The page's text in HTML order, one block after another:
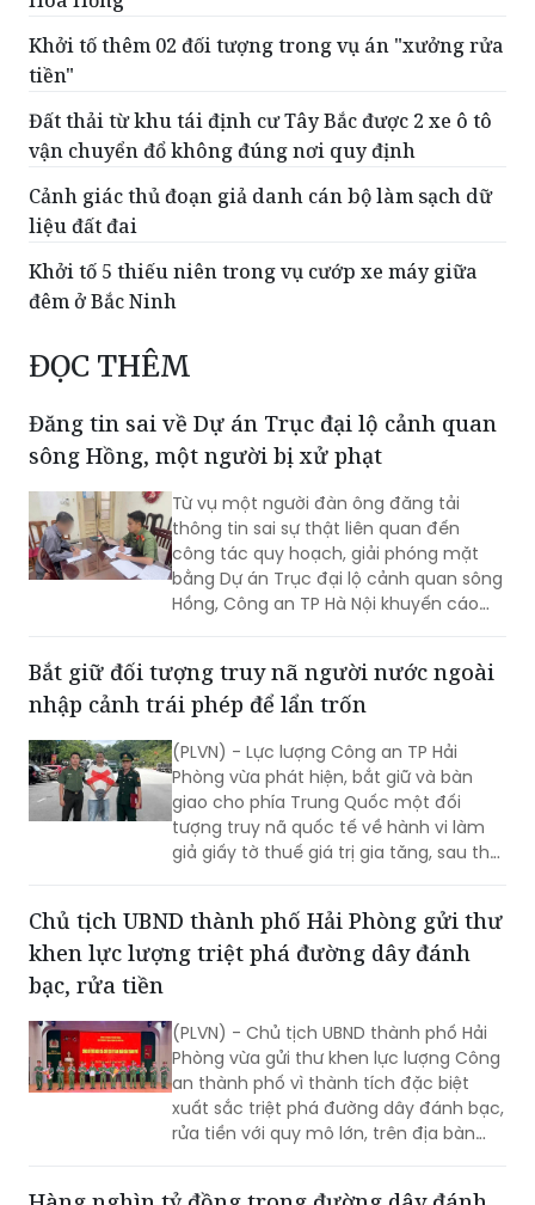
tiền"
Đất thải từ khu tái định cư Tây Bắc được 2 xe ô tô
vận chuyển đổ không đúng nơi quy định
Cảnh giác thủ đoạn giả danh cán bộ làm sạch dữ
liệu đất đai
Khởi tố 5 thiếu niên trong vụ cướp xe máy giữa
đêm ở Bắc Ninh
ĐỌC THÊM
Đăng tin sai về Dự án Trục đại lộ cảnh quan
Từ vụ một người đàn ông đăng tải
thông tin sai sự thật liên quan đến
công tác quy hoạch, giải phóng mặt
bằng Dự án Trục đại lộ cảnh quan sông
Hồng, Công an TP Hà Nội khuyến cáo
người dân cần kiểm chứng nguồn tin
trước khi bình luận, chia sẻ trên mạng
xã hội, tránh tiếp tay cho tin giả và vi
Bắt giữ đối tượng truy nã người nước ngoài
(PLVN) - Lực lượng Công an TP Hải
Phòng vừa phát hiện, bắt giữ và bàn
giao cho phía Trung Quốc một đối
tượng truy nã quốc tế về hành vi làm
giả giấy tờ thuế giá trị gia tăng, sau thời
gian lẩn trốn trên địa bàn thành phố.
Chủ tịch UBND thành phố Hải Phòng gửi thư
bạc, rửa tiền
(PLVN) - Chủ tịch UBND thành phố Hải
an thành phố vì thành tích đặc biệt
xuất sắc triệt phá đường dây đánh bạc,
rửa tiền với quy mô lớn, trên địa bàn
rộng.
Hàng nghìn tỷ đồng trong đường dây đánh